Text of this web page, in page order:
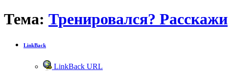
Тема: Тренировался? Расскажи
LinkBack
LinkBack URL